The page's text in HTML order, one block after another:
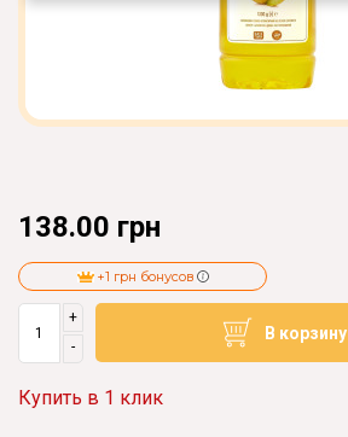
138.00 грн
+1 грн бонусов
+
-
В корзину
Купить в 1 клик